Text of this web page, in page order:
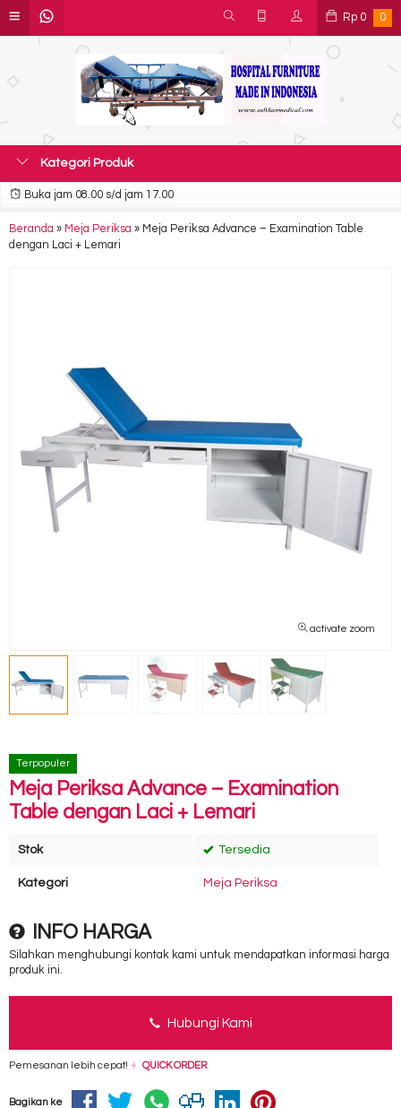
Rp 0 0
Kategori Produk
Buka jam 08.00 s/d jam 17.00
Beranda » Meja Periksa » Meja Periksa Advance – Examination Table
dengan Laci + Lemari
activate zoom
Terpopuler
Meja Periksa Advance – Examination
Table dengan Laci + Lemari
Stok Tersedia
Kategori Meja Periksa
INFO HARGA
Silahkan menghubungi kontak kami untuk mendapatkan informasi harga
produk ini.
Hubungi Kami
Pemesanan lebih cepat! QUICK ORDER
Bagikan ke